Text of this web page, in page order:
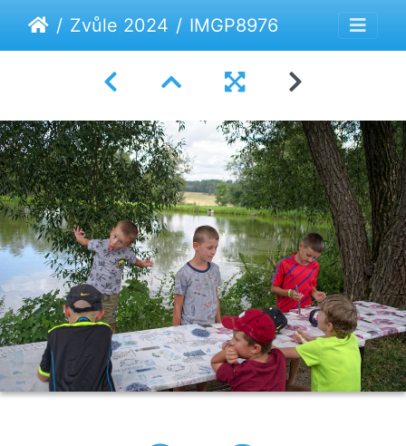
Zvůle 2024 IMGP8976